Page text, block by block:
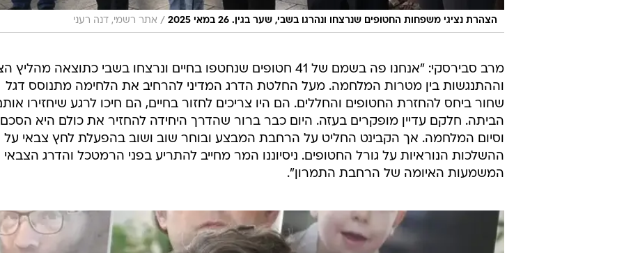
הצהרת נציגי משפחות החטופים שנרצחו ונהרגו בשבי, שער בגין. 26 במאי 2025 / אתר רשמי, דנה רעני
מרב סבירסקי: "אנחנו פה בשמם של 41 חטופים שנחטפו בחיים ונרצחו בשבי כתוצאה
וההתנגשות בין מטרות המלחמה. מעל החלטת הדרג המדיני להרחיב את הלחימה מתנוסס דגל
שחור ביחס להחזרת החטופים והחללים. הם היו צריכים לחזור בחיים, הם חיכו לרגע שיחזירו
הביתה. חלקם עדיין מופקרים בעזה. היום כבר ברור שהדרך היחידה להחזיר את כולם היא הסכם
וסיום המלחמה. אך הקבינט החליט על הרחבת המבצע ובוחר שוב ושוב בהפעלת לחץ צבאי על
ההשלכות הנוראיות על גורל החטופים. ניסיוננו המר מחייב להתריע בפני הרמטכל והדרג הצבאי
המשמעות האיומה של הרחבת התמרון".